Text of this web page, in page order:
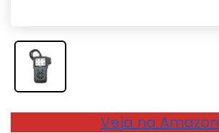
Veja na Amazon